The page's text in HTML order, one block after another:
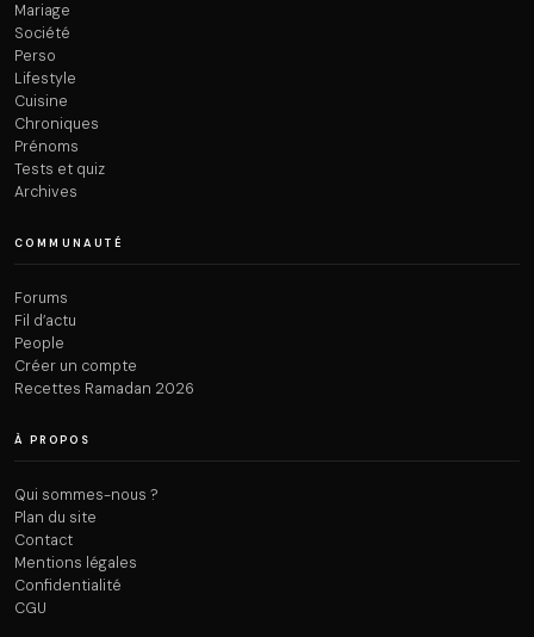
Mariage
Société
Perso
Lifestyle
Cuisine
Chroniques
Prénoms
Tests et quiz
Archives
COMMUNAUTÉ
Forums
Fil d’actu
People
Créer un compte
Recettes Ramadan 2026
À PROPOS
Qui sommes-nous ?
Plan du site
Contact
Mentions légales
Confidentialité
CGU